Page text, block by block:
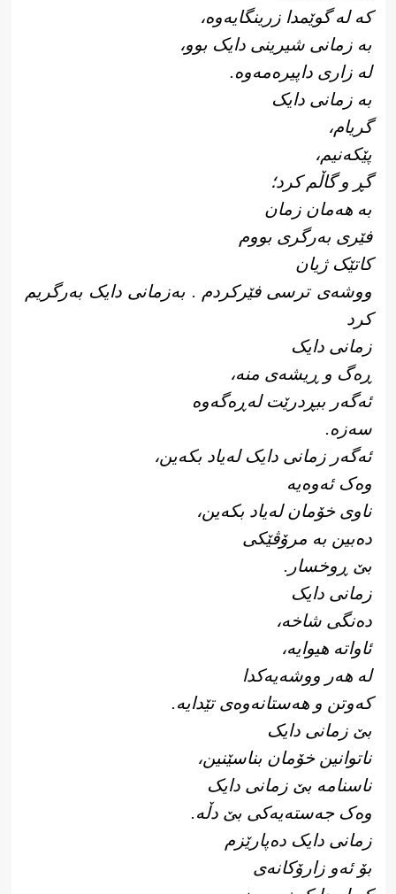
کە لە گوێمدا زرینگایەوە،
بە زمانی شیرینی دایک بوو،
لە زاری داپیرەمەوە.
بە زمانی دایک
گریام،
پێکەنیم،
گڕ و گاڵم کرد؛
بە هەمان زمان
فێری بەرگری بووم
کاتێک ژیان
ووشەی ترسی فێرکردم . بەزمانی دایک بەرگریم
کرد
زمانی دایک
ڕەگ و ڕیشەی منە،
ئەگەر ببڕدرێت لەڕەگەوە
سەزە.
ئەگەر زمانی دایک لەیاد بکەین،
وەک ئەوەیە
ناوی خۆمان لەیاد بکەین،
دەبین بە مرۆڤێکی
بێ ڕوخسار.
زمانی دایک
دەنگی شاخە،
ئاواتە هیوایە،
لە هەر ووشەیەکدا
کەوتن و هەستانەوەی تێدایە.
بێ زمانی دایک
ناتوانین خۆمان بناسێنین،
ناسنامە بێ زمانی دایک
وەک جەستەیەکی بێ دڵە.
زمانی دایک دەپارێزم
بۆ ئەو زارۆکانەی